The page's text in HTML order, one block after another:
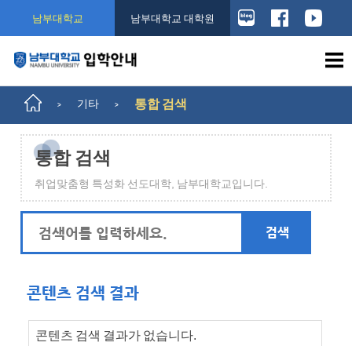
남부대학교 남부대학교 대학원
> 기타 > 통합 검색
통합 검색
취업맞춤형 특성화 선도대학, 남부대학교입니다.
콘텐츠 검색 결과
콘텐츠 검색 결과가 없습니다.